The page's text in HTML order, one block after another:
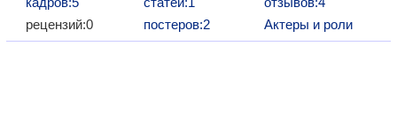
рецензий:0
постеров:2
Актеры и роли